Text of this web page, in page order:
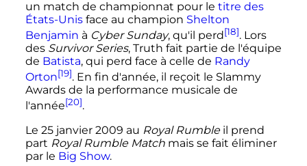
un match de championnat pour le titre des
États-Unisface au champion Shelton
Benjamin à Cyber Sunday, qu'il perd[18]. Lors
des Survivor Series, Truth fait partie de l'équipe
de Batista, qui perd face à celle de Randy
Orton[19]. En fin d'année, il reçoit le Slammy
Awards de la performance musicale de
l'année[20].
Le 25 janvier 2009 au Royal Rumbleil prend
part Royal Rumble Matchmais se fait éliminer
par le Big Show.